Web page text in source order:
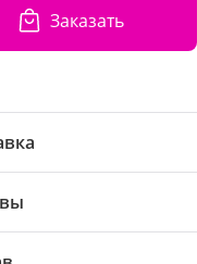
Заказать